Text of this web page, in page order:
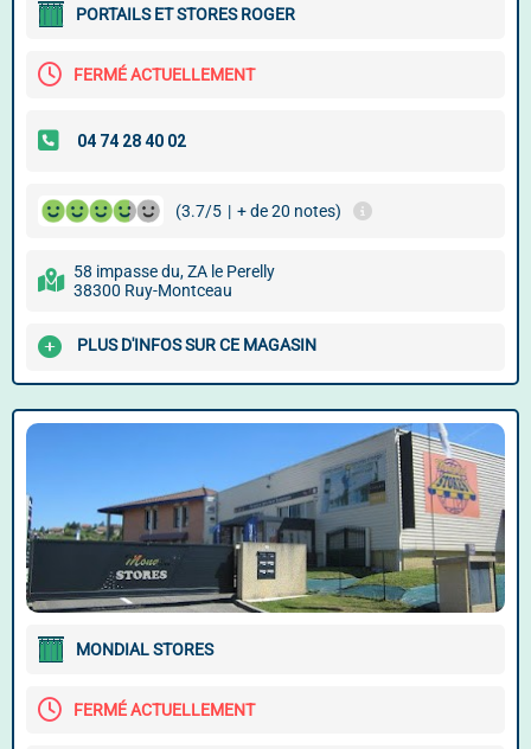
PORTAILS ET STORES ROGER
FERMÉ ACTUELLEMENT
(3.7/5 | + de 20 notes)
58 impasse du, ZA le Perelly
38300 Ruy-Montceau
PLUS D'INFOS SUR CE MAGASIN
MONDIAL STORES
FERMÉ ACTUELLEMENT